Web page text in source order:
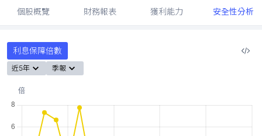
個股概覽 財務報表 獲利能力 安全性分析
利息保障倍數
近5年 季報